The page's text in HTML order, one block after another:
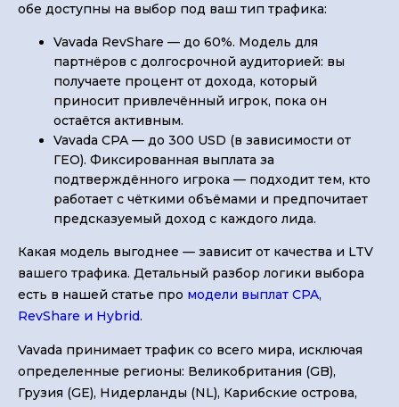
обе доступны на выбор под ваш тип трафика:
Vavada RevShare — до 60%. Модель для
партнёров с долгосрочной аудиторией: вы
получаете процент от дохода, который
приносит привлечённый игрок, пока он
остаётся активным.
Vavada CPA — до 300 USD (в зависимости от
ГЕО). Фиксированная выплата за
подтверждённого игрока — подходит тем, кто
работает с чёткими объёмами и предпочитает
предсказуемый доход с каждого лида.
Какая модель выгоднее — зависит от качества и LTV
вашего трафика. Детальный разбор логики выбора
есть в нашей статье про модели выплат CPA,
RevShare и Hybrid.
Vavada принимает трафик со всего мира, исключая
определенные регионы: Великобритания (GB),
Грузия (GE), Нидерланды (NL), Карибские острова,